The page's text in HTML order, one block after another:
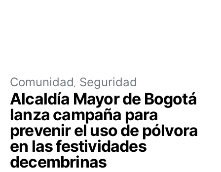
Comunidad Seguridad
Alcaldía Mayor de Bogotá
lanza campaña para
prevenir el uso de pólvora
en las festividades
decembrinas